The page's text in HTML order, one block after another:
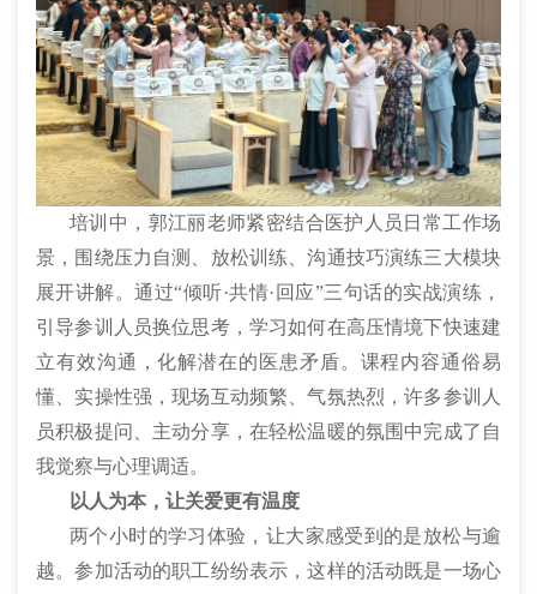
培训中，郭江丽老师紧密结合医护人员日常工作场
景，围绕压力自测、放松训练、沟通技巧演练三大模块
展开讲解。通过“倾听·共情·回应”三句话的实战演练，
引导参训人员换位思考，学习如何在高压情境下快速建
立有效沟通，化解潜在的医患矛盾。课程内容通俗易
懂、实操性强，现场互动频繁、气氛热烈，许多参训人
员积极提问、主动分享，在轻松温暖的氛围中完成了自
我觉察与心理调适。
以人为本，让关爱更有温度
两个小时的学习体验，让大家感受到的是放松与逾
越。参加活动的职工纷纷表示，这样的活动既是一场心